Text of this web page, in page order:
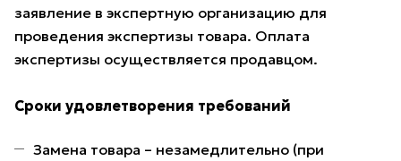
заявление в экспертную организацию для
проведения экспертизы товара. Оплата
экспертизы осуществляется продавцом.
Сроки удовлетворения требований
Замена товара – незамедлительно (при